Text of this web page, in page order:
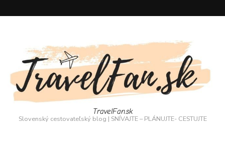
TravelFan.sk
Slovenský cestovateľský blog | SNÍVAJTE – PLÁNUJTE- CESTUJTE